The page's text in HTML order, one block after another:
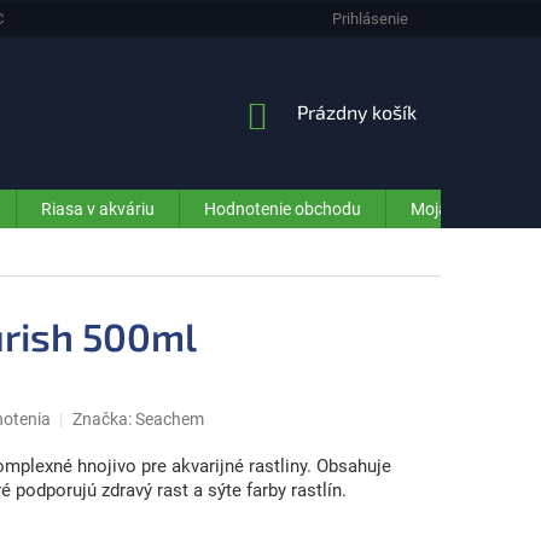
OSOBNÝCH ÚDAJOV (GDPR) - INFORMÁCIE PRE ZÁKAZNÍKOV E-
Prihlásenie
NÁKUPNÝ
Prázdny košík
Riasa v akváriu Hodnotenie obchodu Moja objednávka
500ml
Značka:Seachem
hnojivo pre akvarijné rastliny. Obsahuje
podporujú zdravý rast a sýte farby rastlín.